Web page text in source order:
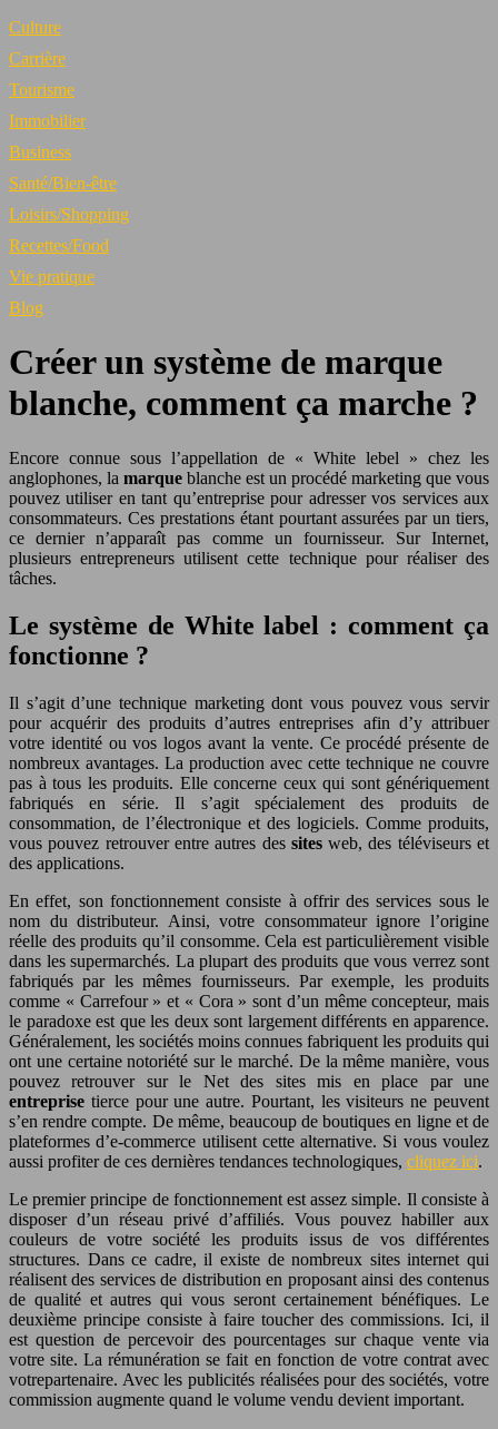
Culture
Carrière
Tourisme
Immobilier
Business
Santé/Bien-être
Loisirs/Shopping
Recettes/Food
Vie pratique
Blog
Créer un système de marque
blanche, comment ça marche ?
Encore connue sous l’appellation de « White lebel » chez les
anglophones, la marque blanche est un procédé marketing que vous
pouvez utiliser en tant qu’entreprise pour adresser vos services aux
consommateurs. Ces prestations étant pourtant assurées par un tiers,
ce dernier n’apparaît pas comme un fournisseur. Sur Internet,
plusieurs entrepreneurs utilisent cette technique pour réaliser des
tâches.
Le système de White label : comment ça
fonctionne ?
Il s’agit d’une technique marketing dont vous pouvez vous servir
pour acquérir des produits d’autres entreprises afin d’y attribuer
votre identité ou vos logos avant la vente. Ce procédé présente de
nombreux avantages. La production avec cette technique ne couvre
pas à tous les produits. Elle concerne ceux qui sont génériquement
fabriqués en série. Il s’agit spécialement des produits de
consommation, de l’électronique et des logiciels. Comme produits,
vous pouvez retrouver entre autres dessitesweb, des téléviseurs et
des applications.
En effet, son fonctionnement consiste à offrir des services sous le
nom du distributeur. Ainsi, votre consommateur ignore l’origine
réelle des produits qu’il consomme. Cela est particulièrement visible
dans les supermarchés. La plupart des produits que vous verrez sont
fabriqués par les mêmes fournisseurs. Par exemple, les produits
comme « Carrefour » et « Cora » sont d’un même concepteur, mais
le paradoxe est que les deux sont largement différents en apparence.
Généralement, les sociétés moins connues fabriquent les produits qui
ont une certaine notoriété sur le marché. De la même manière, vous
pouvez retrouver sur le Net des sites mis en place par une
entreprise tierce pour une autre. Pourtant, les visiteurs ne peuvent
s’en rendre compte. De même, beaucoup de boutiques en ligne et de
plateformes d’e-commerce utilisent cette alternative. Si vous voulez
aussi profiter de ces dernières tendances technologiques, cliquez ici.
Le premier principe de fonctionnement est assez simple. Il consiste à
disposer d’un réseau privé d’affiliés. Vous pouvez habiller aux
couleurs de votre société les produits issus de vos différentes
structures. Dans ce cadre, il existe de nombreux sites internet qui
réalisent des services de distribution en proposant ainsi des contenus
de qualité et autres qui vous seront certainement bénéfiques. Le
deuxième principe consiste à faire toucher des commissions. Ici, il
est question de percevoir des pourcentages sur chaque vente via
votre site. La rémunération se fait en fonction de votre contrat avec
votrepartenaire. Avec les publicités réalisées pour des sociétés, votre
commission augmente quand le volume vendu devient important.